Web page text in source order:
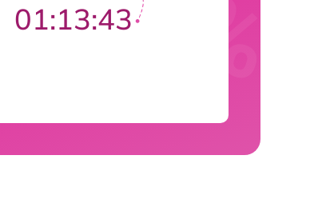
01:13:42